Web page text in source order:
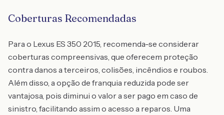
Coberturas Recomendadas
Para o Lexus ES 350 2015, recomenda-se considerar
coberturas compreensivas, que oferecem proteção
contra danos a terceiros, colisões, incêndios e roubos.
Além disso, a opção de franquia reduzida pode ser
vantajosa, pois diminui o valor a ser pago em caso de
sinistro, facilitando assim o acesso a reparos. Uma